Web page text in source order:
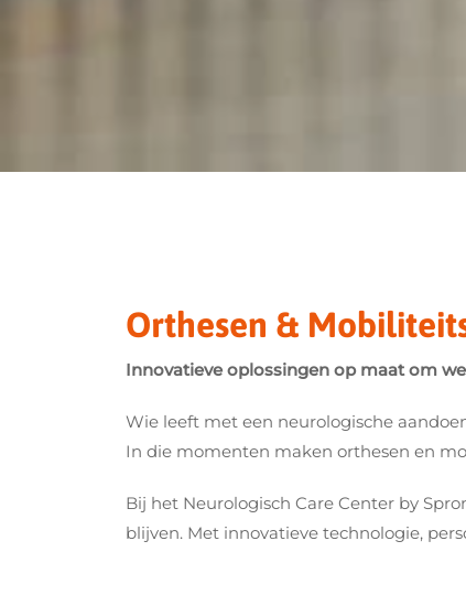
Orthesen &
Innovatieve oplossingen op maat om
Wie leeft met een neurologische
In die momenten maken orthesen en
Bij het Neurologisch Care Center by
blijven. Met innovatieve technologie,